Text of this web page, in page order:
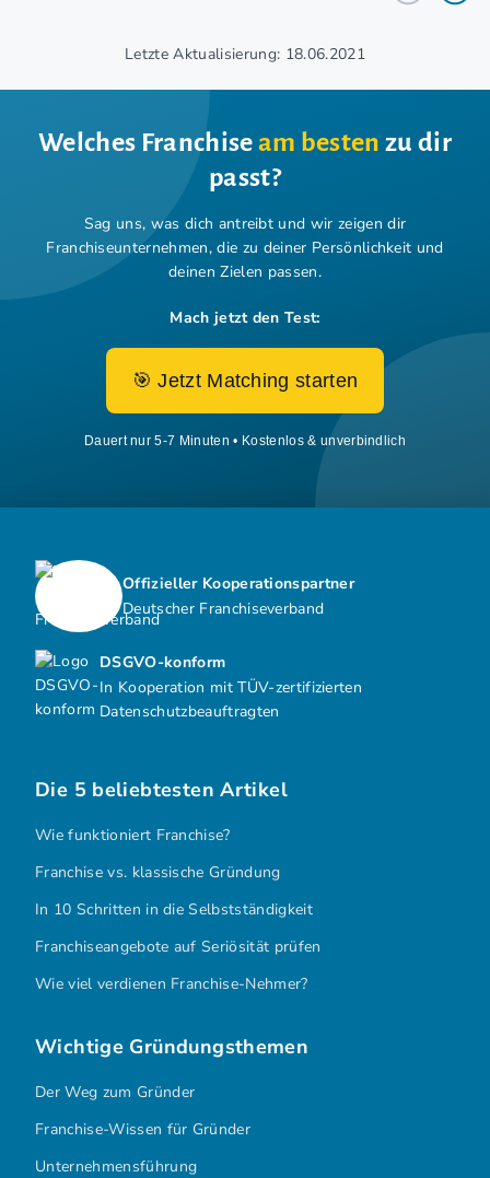
Letzte Aktualisierung: 18.06.2021
Welches Franchiseam besten zu dir
passt?
Sag uns, was dich antreibt und wir zeigen dir
Franchiseunternehmen, die zu deiner Persönlichkeit und
deinen Zielen passen.
Mach jetzt den Test:
🎯 Jetzt Matching starten
Dauert nur 5-7 Minuten • Kostenlos & unverbindlich
DSGVO-konform
In Kooperation mit TÜV-zertifizierten
Datenschutzbeauftragten
Offizieller Kooperationspartner
Deutscher Franchiseverband
Die 5 beliebtesten Artikel
Wie funktioniert Franchise?
Franchise vs. klassische Gründung
In 10 Schritten in die Selbstständigkeit
Franchiseangebote auf Seriösität prüfen
Wie viel verdienen Franchise-Nehmer?
Wichtige Gründungsthemen
Der Weg zum Gründer
Franchise-Wissen für Gründer
Unternehmensführung